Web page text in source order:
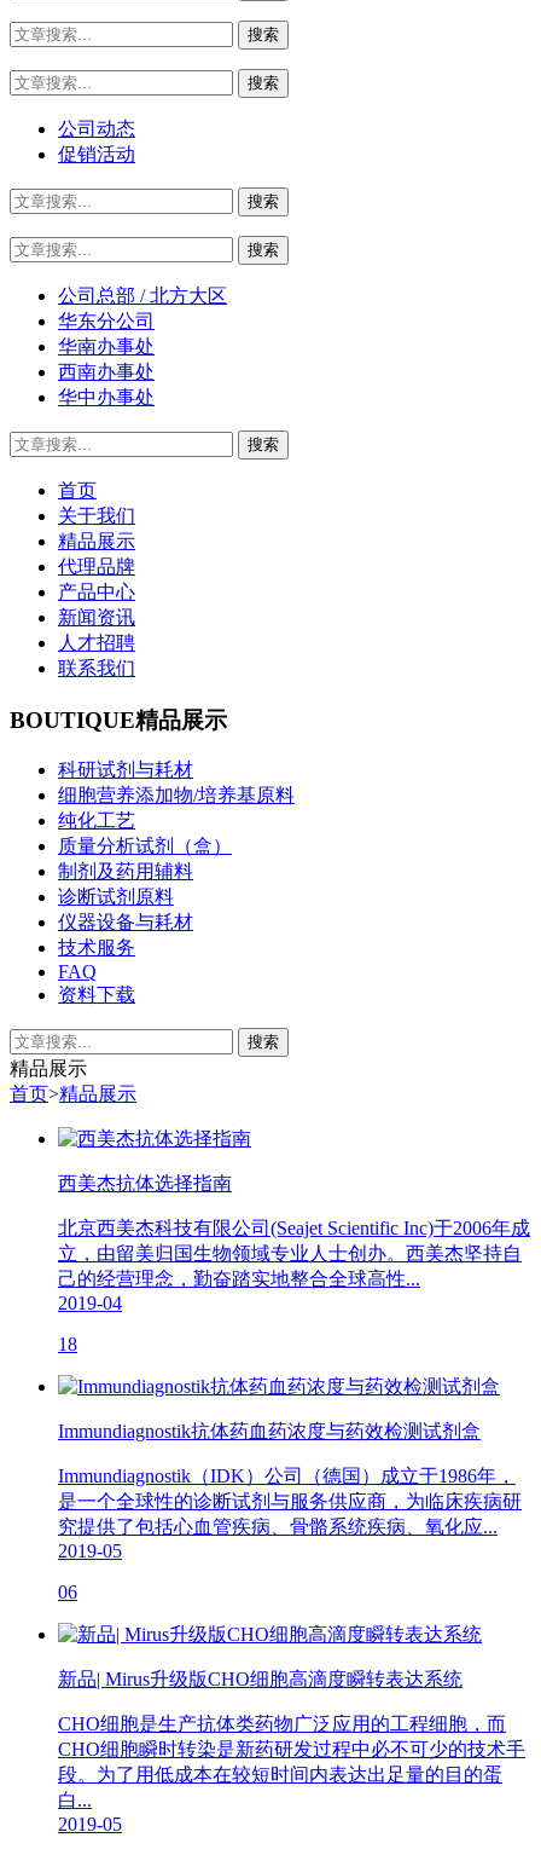
公司动态
促销活动
公司总部 / 北方大区
华东分公司
华南办事处
西南办事处
华中办事处
首页
关于我们
精品展示
代理品牌
产品中心
新闻资讯
人才招聘
联系我们
BOUTIQUE精品展示
科研试剂与耗材
细胞营养添加物/培养基原料
纯化工艺
质量分析试剂（盒）
制剂及药用辅料
诊断试剂原料
仪器设备与耗材
技术服务
FAQ
资料下载
精品展示
首页>精品展示
西美杰抗体选择指南
北京西美杰科技有限公司(Seajet Scientific Inc)于2006年成
立，由留美归国生物领域专业人士创办。西美杰坚持自
己的经营理念，勤奋踏实地整合全球高性...
2019-04
18
Immundiagnostik抗体药血药浓度与药效检测试剂盒
Immundiagnostik（IDK）公司（德国）成立于1986年，
是一个全球性的诊断试剂与服务供应商，为临床疾病研
究提供了包括心血管疾病、骨骼系统疾病、氧化应...
2019-05
06
新品| Mirus升级版CHO细胞高滴度瞬转表达系统
CHO细胞是生产抗体类药物广泛应用的工程细胞，而
CHO细胞瞬时转染是新药研发过程中必不可少的技术手
段。为了用低成本在较短时间内表达出足量的目的蛋
白...
2019-05